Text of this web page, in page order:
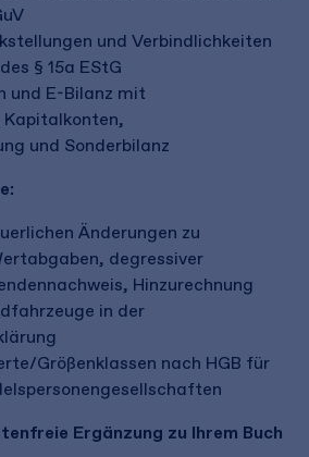
und Verbindlichkeiten
§ 15a EStG
und E-Bilanz mit
und Sonderbilanz
Änderungen zu
degressiver
Hinzurechnung
in der
Größenklassen nach HGB für
Ergänzung zu Ihrem Buch